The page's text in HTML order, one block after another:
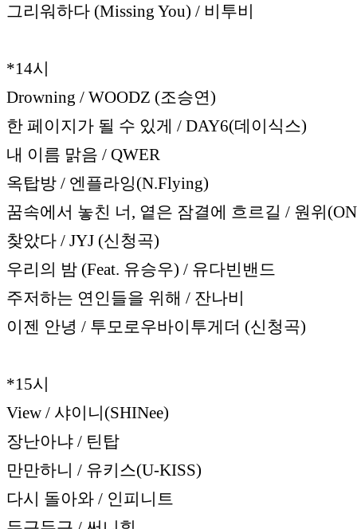
그리워하다 (Missing You) / 비투비
*14시
Drowning / WOODZ (조승연)
한 페이지가 될 수 있게 / DAY6(데이식스)
내 이름 맑음 / QWER
옥탑방 / 엔플라잉(N.Flying)
꿈속에서 놓친 너, 옅은 잠결에 흐르길 / 원위
찾았다 / JYJ (신청곡)
우리의 밤 (Feat. 유승우) / 유다빈밴드
주저하는 연인들을 위해 / 잔나비
이젠 안녕 / 투모로우바이투게더 (신청곡)
*15시
View / 샤이니(SHINee)
장난아냐 / 틴탑
만만하니 / 유키스(U-KISS)
다시 돌아와 / 인피니트